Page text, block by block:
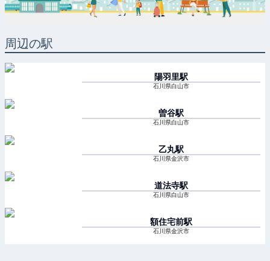
周辺の駅
陽羽里駅
石川県白山市
曽谷駅
石川県白山市
乙丸駅
石川県金沢市
道法寺駅
石川県白山市
額住宅前駅
石川県金沢市